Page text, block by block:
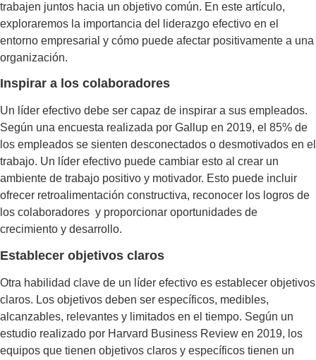
trabajen juntos hacia un objetivo común. En este artículo,
exploraremos la importancia del liderazgo efectivo en el
entorno empresarial y cómo puede afectar positivamente a una
organización.
Inspirar a los colaboradores
Un líder efectivo debe ser capaz de inspirar a sus empleados.
Según una encuesta realizada por Gallup en 2019, el 85% de
los empleados se sienten desconectados o desmotivados en el
trabajo. Un líder efectivo puede cambiar esto al crear un
ambiente de trabajo positivo y motivador. Esto puede incluir
ofrecer retroalimentación constructiva, reconocer los logros de
los colaboradores y proporcionar oportunidades de
crecimiento y desarrollo.
Establecer objetivos claros
Otra habilidad clave de un líder efectivo es establecer objetivos
claros. Los objetivos deben ser específicos, medibles,
alcanzables, relevantes y limitados en el tiempo. Según un
estudio realizado por Harvard Business Review en 2019, los
equipos que tienen objetivos claros y específicos tienen un